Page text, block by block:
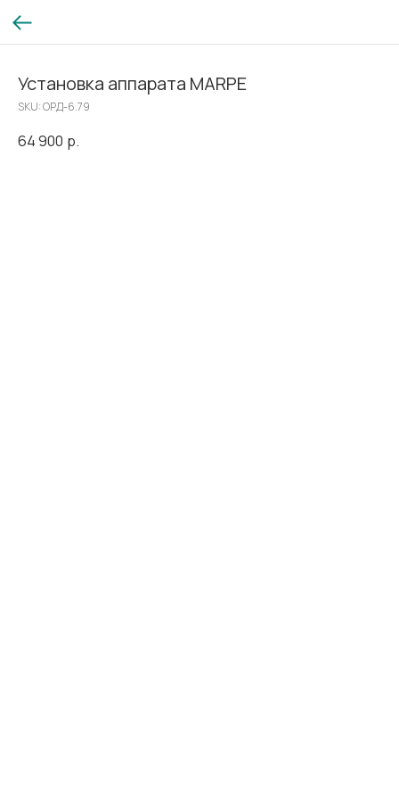
Установка аппарата MARPE
SKU:ОРД-6.79
64 900 р.